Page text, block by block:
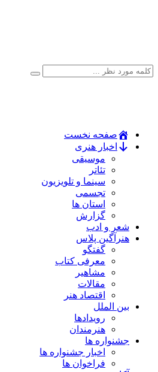
صفحه نخست
اخبار هنری
موسیقی
تئاتر
سینما و تلویزیون
تجسمی
استان ها
گزارش
شعر و ادب
هنرآگین پلاس
گفتگو
معرفی کتاب
مشاهیر
مقالات
اقتصاد هنر
بین الملل
رویدادها
هنرمندان
جشنواره ها
اخبار جشنواره ها
فراخوان ها